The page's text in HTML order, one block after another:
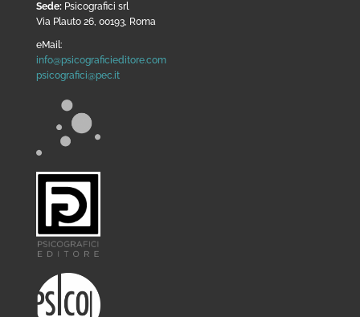
Sede: Psicografici srl
Via Plauto 26, 00193, Roma
eMail:
info@psicograficieditore.com
psicografici@pec.it